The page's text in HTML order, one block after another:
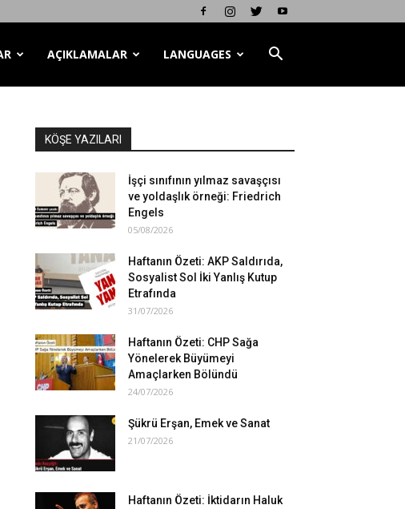
AÇIKLAMALAR LANGUAGES
KÖŞE YAZILARI
İşçi sınıfının yılmaz savaşçısı
ve yoldaşlık örneği: Friedrich
Engels
05/08/2026
Haftanın Özeti: AKP Saldırıda,
Sosyalist Sol İki Yanlış Kutup
Etrafında
31/07/2026
Haftanın Özeti: CHP Sağa
Yönelerek Büyümeyi
Amaçlarken Bölündü
24/07/2026
Şükrü Erşan, Emek ve Sanat
21/07/2026
Haftanın Özeti: İktidarın Haluk